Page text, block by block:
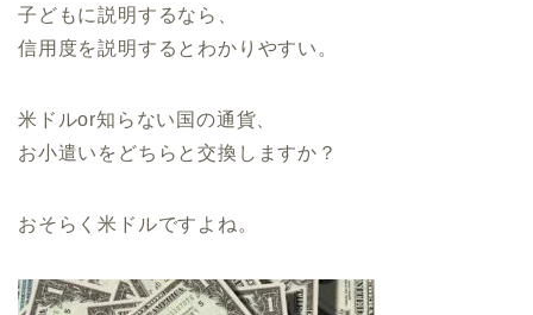
子どもに説明するなら、
信用度を説明するとわかりやすい。
米ドルor知らない国の通貨、
お小遣いをどちらと交換しますか？
おそらく米ドルですよね。